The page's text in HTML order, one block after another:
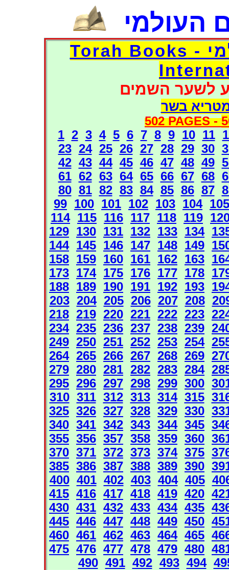
העולמי
דפי אוצר הספרים העולמי - Torah Books
לשער השמים
בשר
502 PAGES -
1 2 3 4 5 6 7 8 9 10 11
23 24 25 26 27 28 29 30
42 43 44 45 46 47 48 49
61 62 63 64 65 66 67 68
80 81 82 83 84 85 86 87
99 100 101 102 103 104 105
114 115 116 117 118 119
129 130 131 132 133 134
144 145 146 147 148 149
158 159 160 161 162 163
173 174 175 176 177 178
188 189 190 191 192 193
203 204 205 206 207 208
218 219 220 221 222 223
234 235 236 237 238 239
249 250 251 252 253 254
264 265 266 267 268 269
279 280 281 282 283 284
295 296 297 298 299 300
310 311 312 313 314 315
325 326 327 328 329 330
340 341 342 343 344 345
355 356 357 358 359 360
370 371 372 373 374 375
385 386 387 388 389 390
400 401 402 403 404 405
415 416 417 418 419 420
430 431 432 433 434 435
445 446 447 448 449 450
460 461 462 463 464 465
475 476 477 478 479 480
490 491 492 493 494